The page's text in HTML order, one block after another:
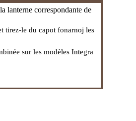
lanterne correspondante de
tirez-le du capot fonarnoj les
sur les modèles Integra